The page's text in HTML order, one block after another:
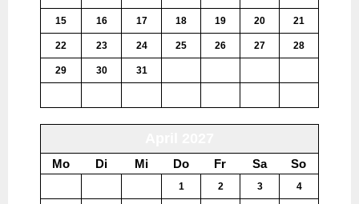
15 16 17 18 19 20 21
22 23 24 25 26 27 28
29 30 31
Mo Di Mi Do Fr Sa So
1 2 3 4